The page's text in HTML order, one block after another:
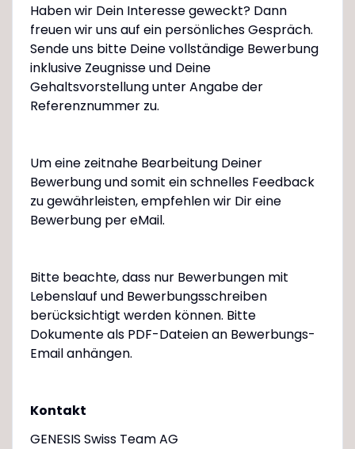
Haben wir Dein Interesse geweckt? Dann
freuen wir uns auf ein persönliches Gespräch.
Sende uns bitte Deine vollständige Bewerbung
inklusive Zeugnisse und Deine
Gehaltsvorstellung unter Angabe der
Referenznummer zu.
Um eine zeitnahe Bearbeitung Deiner
Bewerbung und somit ein schnelles Feedback
zu gewährleisten, empfehlen wir Dir eine
Bewerbung per eMail.
Bitte beachte, dass nur Bewerbungen mit
Lebenslauf und Bewerbungsschreiben
berücksichtigt werden können. Bitte
Dokumente als PDF-Dateien an Bewerbungs-
Email anhängen.
Kontakt
GENESIS Swiss Team AG